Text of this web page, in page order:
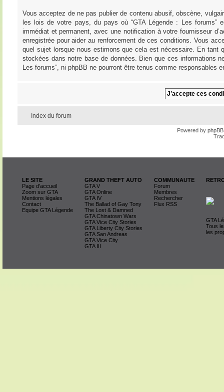
Vous acceptez de ne pas publier de contenu abusif, obscène,
les lois de votre pays, du pays où “GTA Légende : Les
immédiat et permanent, avec une notification à votre fournisseur
enregistrée pour aider au renforcement de ces conditions. Vous
quel sujet lorsque nous estimons que cela est nécessaire. En tant
stockées dans notre base de données. Bien que ces informations
Les forums”, ni phpBB ne pourront être tenus comme
Index du forum
Powered by phpBB
LE SITE
Page d'accueil
Zoom sur GTA
Mentions légales
Contact
Equipe GTA Légende
GRAND THEFT AUTO
GTA V
GTA Online
GTA IV
The Ballad of Gay Tony
The Lost & Damned
GTA Chinatown Wars
GTA Vice City Stories
GTA Liberty City Stories
GTA San Andreas
GTA Vice City
GTA III
COMMUNAUTE
Forum
Membres
Rechercher
Flux RSS
GTA
Tous
les